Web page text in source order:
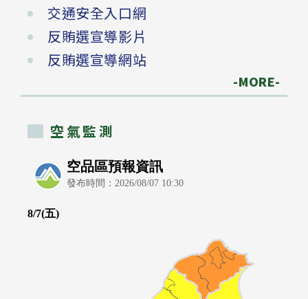
交通安全入口網
反賄選宣導影片
反賄選宣導網站
-MORE-
空氣監測